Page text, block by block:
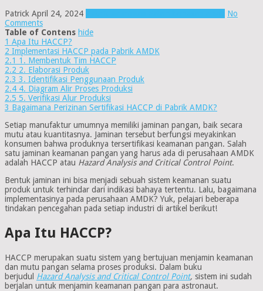
Patrick April 24, 2024
No
Comments
Table of Contens hide
1 Apa Itu HACCP?
2 Implementasi HACCP pada Pabrik AMDK
2.1 1. Membentuk Tim HACCP
2.2 2. Elaborasi Produk
2.3 3. Identifikasi Penggunaan Produk
2.4 4. Diagram Alir Proses Produksi
2.5 5. Verifikasi Alur Produksi
3 Bagaimana Perizinan Sertifikasi HACCP di Pabrik AMDK?
Setiap manufaktur umumnya memiliki jaminan pangan, baik secara
mutu atau kuantitasnya. Jaminan tersebut berfungsi meyakinkan
konsumen bahwa produknya tersertifikasi keamanan pangan. Salah
satu jaminan keamanan pangan yang harus ada di perusahaan AMDK
adalah HACCP atau Hazard Analysis and Critical Control Point.
Bentuk jaminan ini bisa menjadi sebuah sistem keamanan suatu
produk untuk terhindar dari indikasi bahaya tertentu. Lalu, bagaimana
implementasinya pada perusahaan AMDK? Yuk, pelajari beberapa
tindakan pencegahan pada setiap industri di artikel berikut!
Apa Itu HACCP?
HACCP merupakan suatu sistem yang bertujuan menjamin keamanan
dan mutu pangan selama proses produksi. Dalam buku
berjudul Hazard Analysis and Critical Control Point, sistem ini sudah
berjalan untuk menjamin keamanan pangan para astronaut.